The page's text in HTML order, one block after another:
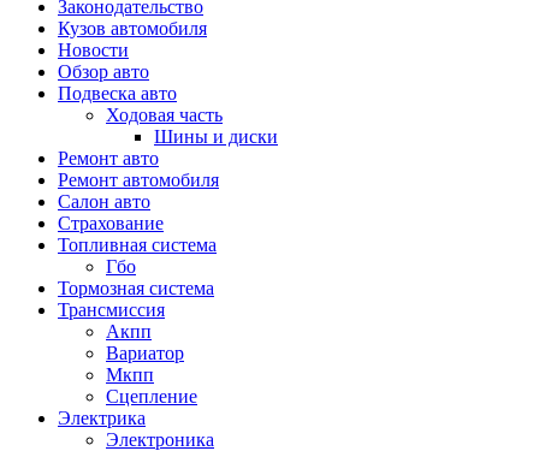
Законодательство
Кузов автомобиля
Новости
Обзор авто
Подвеска авто
Ходовая часть
Шины и диски
Ремонт авто
Ремонт автомобиля
Салон авто
Страхование
Топливная система
Гбо
Тормозная система
Трансмиссия
Акпп
Вариатор
Мкпп
Сцепление
Электрика
Электроника